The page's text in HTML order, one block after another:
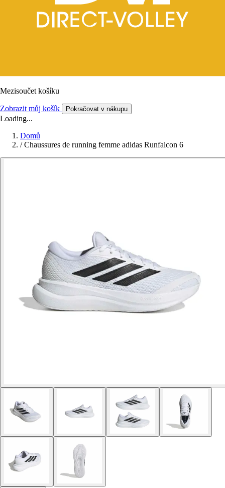
Mezisoučet košíku
Zobrazit můj košík Pokračovat v nákupu
Loading...
Domů
/ Chaussures de running femme adidas Runfalcon 6